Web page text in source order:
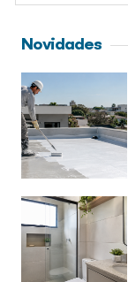
Novidades